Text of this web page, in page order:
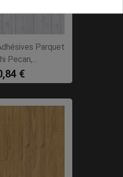
Parquet
Pecan,...
€